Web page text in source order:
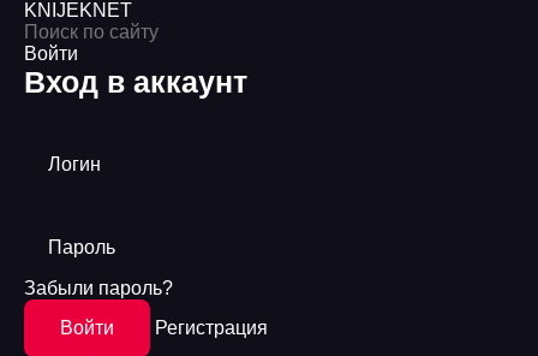
KNIJEKNET
Войти
Вход в аккаунт
Логин
Пароль
Забыли пароль?
Войти
Регистрация